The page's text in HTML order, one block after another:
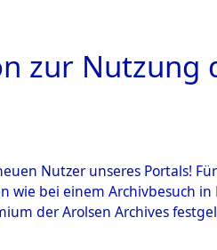
zur Nutzung
Nutzer unseres Portals!
wie bei einem Archivbesuch
der Arolsen Archives